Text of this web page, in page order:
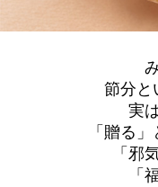
節分と
実
「贈る
「邪
「